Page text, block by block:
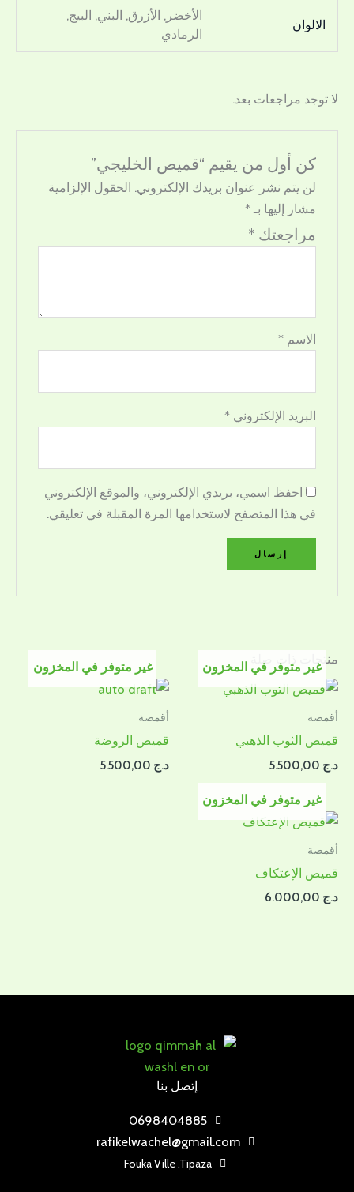
الالوان
الأخضر, الأزرق, البني, البيج,
الرمادي
لا توجد مراجعات بعد.
كن أول من يقيم “قميص الخليجي”
لن يتم نشر عنوان بريدك الإلكتروني. الحقول الإلزامية
مشار إليها بـ*
مراجعتك *
الاسم*
البريد الإلكتروني*
احفظ اسمي، بريدي الإلكتروني، والموقع الإلكتروني
في هذا المتصفح لاستخدامها المرة المقبلة في تعليقي.
منتجات ذات صلة
غير متوفر في المخزون
أقمصة
قميص الثوب الذهبي
د.ج
غير متوفر في المخزون
أقمصة
قميص الروضة
د.ج
غير متوفر في المخزون
أقمصة
قميص الإعتكاف
د.ج
إتصل بنا
0698404885
rafikelwachel@gmail.com
Fouka Ville .Tipaza